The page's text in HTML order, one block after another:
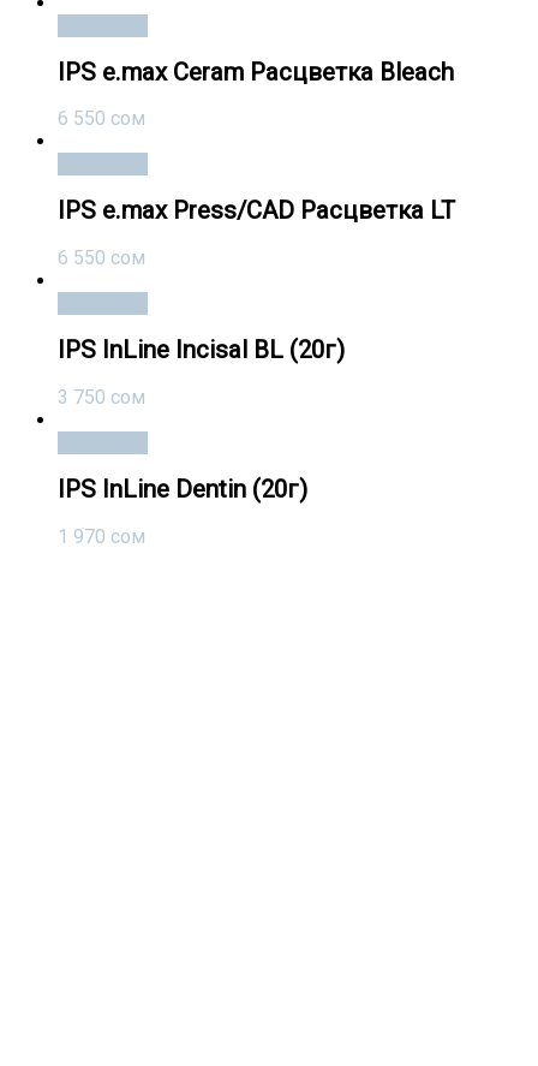
IPS e.max Ceram Расцветка Bleach
6 550 сом
IPS e.max Press/CAD Расцветка LT
6 550 сом
IPS InLine Incisal BL (20г)
3 750 сом
IPS InLine Dentin (20г)
1 970 сом